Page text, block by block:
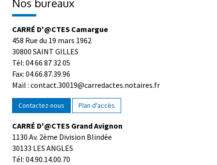
Nos bureaux
CARRÉ D'@CTES Camargue
458 Rue du 19 mars 1962
30800 SAINT GILLES
Tél: 04 66 87 32 05
Fax: 04.66.87.39.96
Mail : contact.30019@carredactes.notaires.fr
Contactez-nous Plan d'accès
CARRÉ D'@CTES Grand Avignon
1130 Av. 2ème Division Blindée
30133 LES ANGLES
Tél: 04.90.14.00.70